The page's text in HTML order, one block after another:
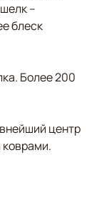
–
блеск
Более 200
центр